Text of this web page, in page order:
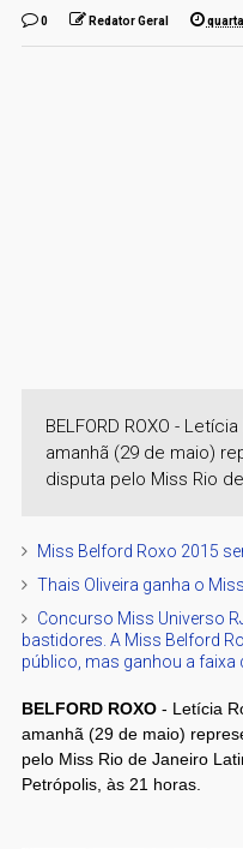
0 Redator Geral
BELFORD ROXO -
amanhã (29 de maio)
disputa pelo Miss Rio
Miss Belford Roxo 2015
Thais Oliveira ganha o
Concurso Miss Universo
bastidores. A Miss Belford
público, mas ganhou a faixa
BELFORD ROXO- Letícia
amanhã (29 de maio)
pelo Miss Rio de Janeiro
Petrópolis, às 21 horas.